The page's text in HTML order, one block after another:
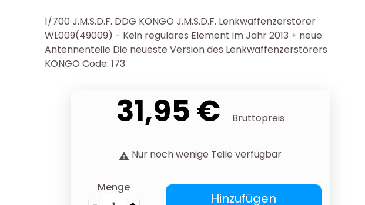
1/700 J.M.S.D.F. DDG KONGO J.M.S.D.F. Lenkwaffenzerstörer
WL009(49009) - Kein reguläres Element im Jahr 2013 + neue
Antennenteile Die neueste Version des Lenkwaffenzerstörers
KONGO Code: 173
31,95 € Bruttopreis
Nur noch wenige Teile verfügbar
Menge
Hinzufügen